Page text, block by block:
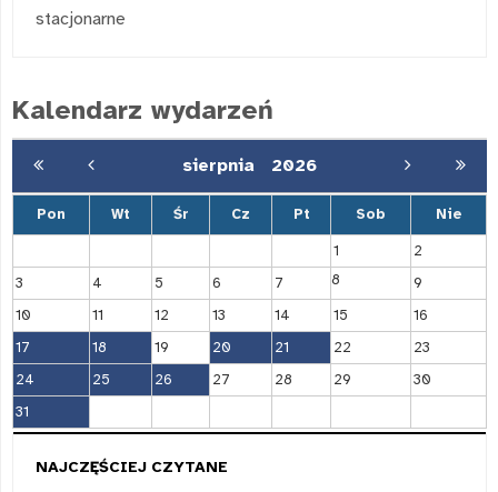
stacjonarne
Kalendarz wydarzeń
sierpnia 2026
Pon Wt Śr Cz Pt Sob Nie
1
2
3
4 5 6 7 8
9
10
11 12 13 14 15
16
17
18 19 20 21 22
23
24
25 26 27 28 29
30
31
NAJCZĘŚCIEJ CZYTANE